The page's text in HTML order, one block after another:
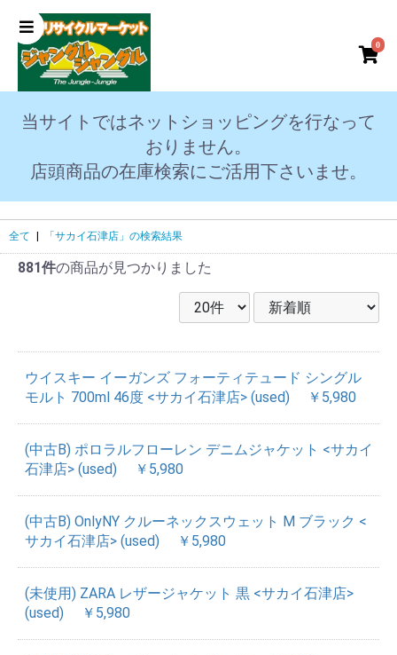
0
当サイトではネットショッピングを行なって
おりません。
店頭商品の在庫検索にご活用下さいませ。
全て | 「サカイ石津店」の検索結果
881件の商品が見つかりました
ウイスキー イーガンズ フォーティテュード シングル
モルト 700ml 46度 <サカイ石津店> (used)
￥5,980
(中古B) ポロラルフローレン デニムジャケット <サカイ
石津店> (used)
￥5,980
(中古B) OnlyNY クルーネックスウェット M ブラック <
サカイ石津店> (used)
￥5,980
(未使用) ZARA レザージャケット 黒 <サカイ石津店>
(used)
￥5,980